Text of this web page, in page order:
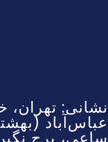
نشانی: تهران،
عباس‌آباد